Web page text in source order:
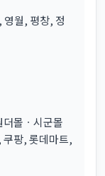
영월, 평창, 정
몰ㆍ시군몰
쿠팡, 롯데마트,